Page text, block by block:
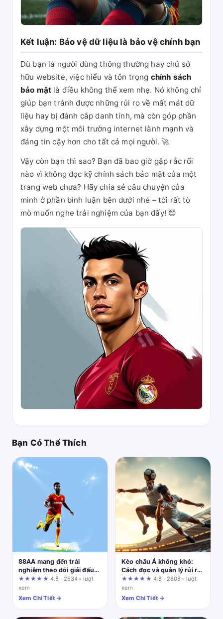
Kết luận: Bảo vệ dữ liệu là bảo vệ chính bạn
Dù bạn là người dùng thông thường hay chủ sở
hữu website, việc hiểu và tôn trọng chính sách
bảo mật là điều không thể xem nhẹ. Nó không chỉ
giúp bạn tránh được những rủi ro về mất mát dữ
liệu hay bị đánh cắp danh tính, mà còn góp phần
xây dựng một môi trường internet lành mạnh và
đáng tin cậy hơn cho tất cả mọi người. 🚀
Vậy còn bạn thì sao? Bạn đã bao giờ gặp rắc rối
nào vì không đọc kỹ chính sách bảo mật của một
trang web chưa? Hãy chia sẻ câu chuyện của
mình ở phần bình luận bên dưới nhé – tôi rất tò
mò muốn nghe trải nghiệm của bạn đấy! 😊
Bạn Có Thể Thích
88AA mang đến trải
nghiệm theo dõi giải đấu
Liên Quân tuyệt vời: Kỳ
vọng và thực tế cần kiểm
chứng
★★★★★ 4.8 · 2534+ lượt
xem
Xem Chi Tiết →
Kèo châu Á không khó:
Cách đọc và quản lý rủi ro
thực tế cho người chơi
mới
★★★★★ 4.8 · 2808+ lượt
xem
Xem Chi Tiết →